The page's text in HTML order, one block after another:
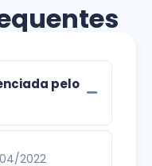
pelo
2022